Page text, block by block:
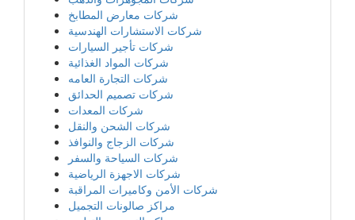
شركات معارض المطابخ
شركات الاستشارات الهندسية
شركات تأجير السيارات
شركات المواد الغذائية
شركات التجارة العامه
شركات تصميم الحدائق
شركات المعدات
شركات الشحن والنقل
شركات الزجاج والنوافذ
شركات السياحة والسفر
شركات الاجهزة الرياضية
شركات الأمن وكاميرات المراقبة
مراكز صالونات التجميل